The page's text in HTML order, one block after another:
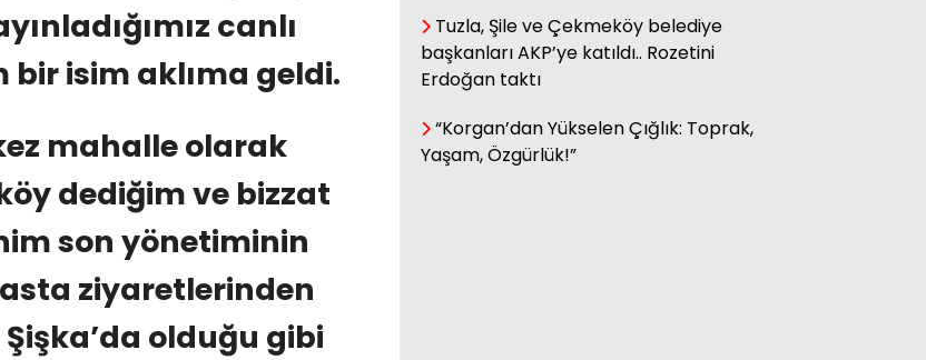
canlı
isim aklıma geldi.
mahalle olarak
dediğim ve bizzat
son yönetiminin
ziyaretlerinden
olduğu gibi
Fatma Genc
YILAN HİKÂYESİNE DÖNEN ÇAY
Tuzla, Şile ve Çekmeköy belediye
başkanları AKP’ye katıldı.. Rozetini
Erdoğan taktı
“Korgan’dan Yükselen Çığlık: Toprak,
Yaşam, Özgürlük!”